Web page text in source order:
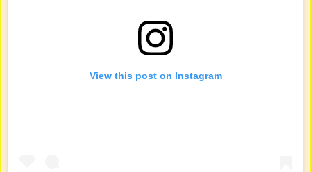
View this post on Instagram